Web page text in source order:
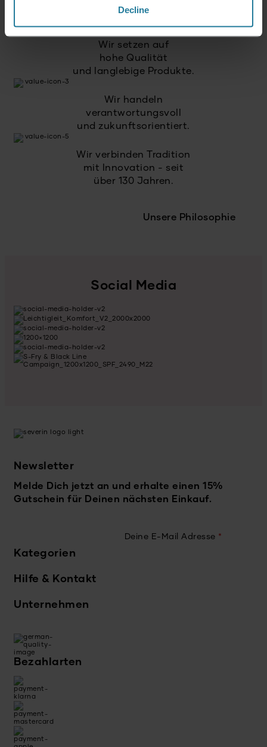
Decline
Wir setzen auf
hohe Qualität
und langlebige Produkte.
Wir handeln
verantwortungsvoll
und zukunftsorientiert.
Wir verbinden Tradition
mit Innovation - seit
über 130 Jahren.
Unsere Philosophie
Social Media
Newsletter
Melde Dich jetzt an und erhalte einen 15%
Gutschein für Deinen nächsten Einkauf.
Deine E-Mail Adresse *
Kategorien
Hilfe & Kontakt
Unternehmen
Bezahlarten